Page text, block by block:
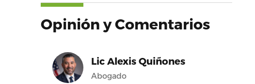
Opinión y Comentarios
Lic Alexis Quiñones
Abogado